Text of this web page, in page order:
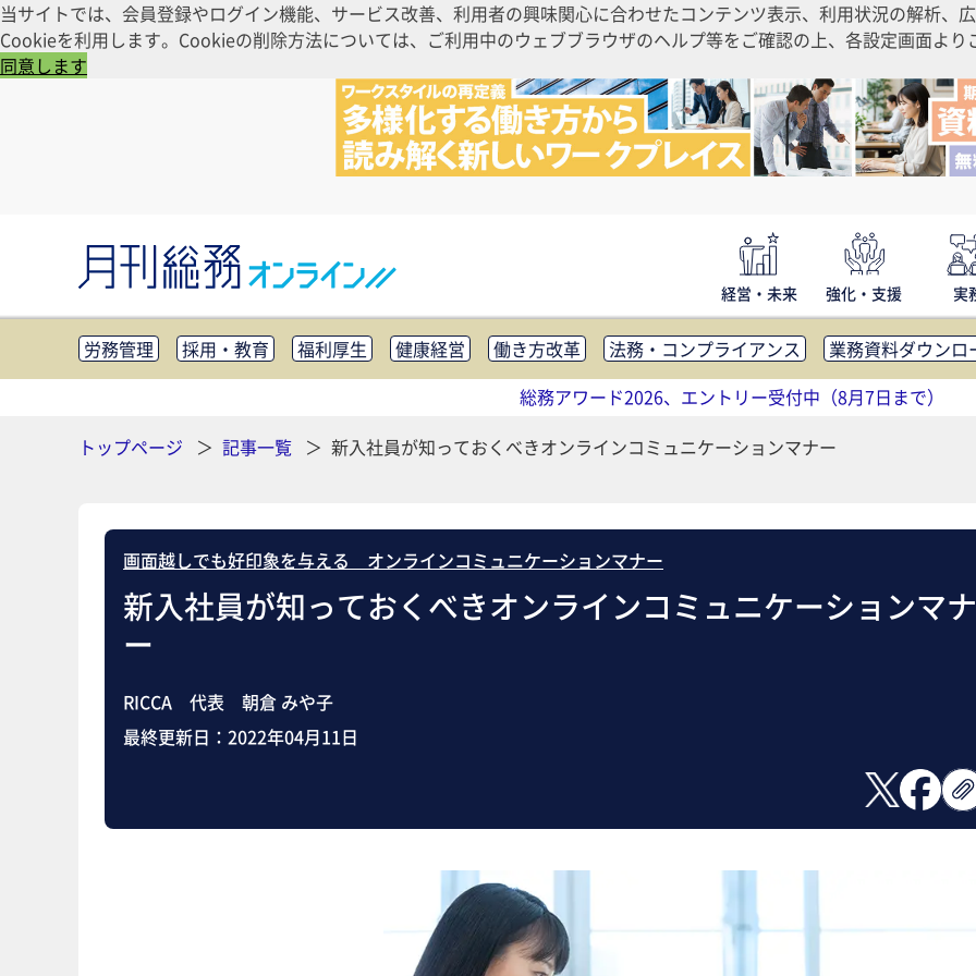
当サイトでは、会員登録やログイン機能、サービス改善、利用者の興味関心に合わせたコンテンツ表示、利用状況の解析、
Cookieを利用します。Cookieの削除方法については、ご利用中のウェブブラウザのヘルプ等をご確認の上、各設定画面よ
同意します
経営・未来 強化・支援 実
労務管理 採用・教育 福利厚生 健康経営 働き方改革 法務・コンプライアンス
業務資料ダウンロ
知財管理
リスクマネジメント・BCP 社外・社内広報 社外・社内コミュニケーション活性化
FM・オフ
助成金・補助金・コスト削減 アウトソーシング・BPO
調査・レ
総務アワード2026、エントリー受付中（8月7日まで）
トップページ
記事一覧 新入社員が知っておくべきオンラインコミュニケーションマナー
画面越しでも好印象を与える オンラインコミュニケーションマナー
新入社員が知っておくべきオンラインコミュニケーションマナ
ー
RICCA 代表 朝倉 みや子
最終更新日： 2022年04月11日